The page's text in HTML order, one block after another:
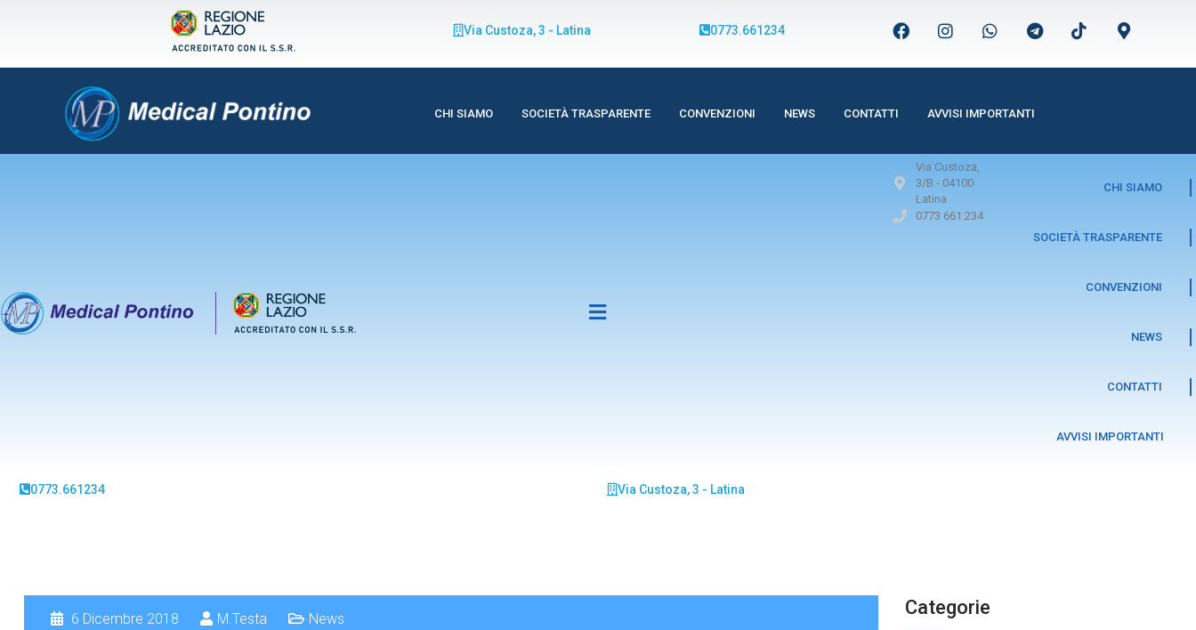
Via Custoza, 3 - Latina 0773.661234
CHI SIAMO SOCIETÀ TRASPARENTE CONVENZIONI NEWS CONTATTI AVVISI IMPORTANTI
Via Custoza,
3/B - 04100
Latina
0773 661.234
CHI SIAMO
SOCIETÀ TRASPARENTE
CONVENZIONI
NEWS
CONTATTI
AVVISI IMPORTANTI
0773.661234 Via Custoza, 3 - Latina
6 Dicembre 2018 M.Testa News
Categorie